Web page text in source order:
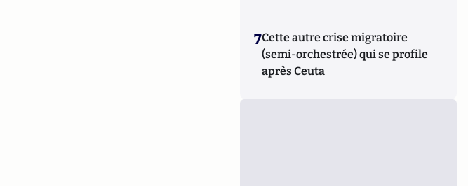
7Cette autre crise migratoire
(semi-orchestrée) qui se profile
après Ceuta